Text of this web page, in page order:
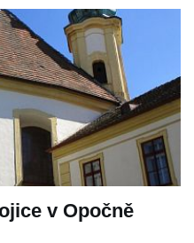
v Opočně